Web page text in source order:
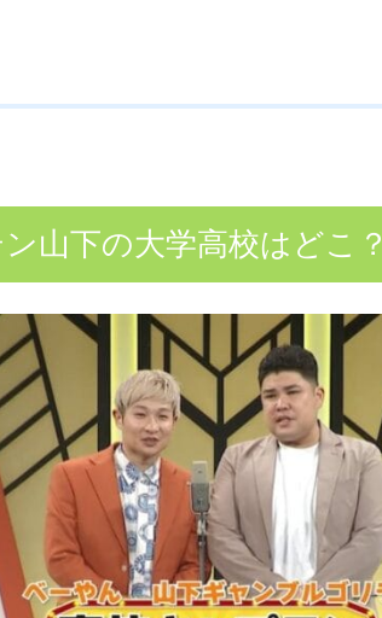
山下の大学高校はどこ？